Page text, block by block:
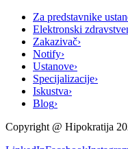
Za predstavnike
Elektronski
Zakazivač›
Notify›
Ustanove›
Specijalizacije›
Iskustva›
Blog›
Copyright @ Hipokratija